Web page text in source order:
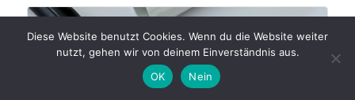
17
NOV.
Diese Website benutzt Cookies. Wenn du die Website weiter
nutzt, gehen wir von deinem Einverständnis aus.
OK
Nein